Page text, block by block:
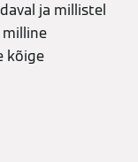
ja millistel
kõige